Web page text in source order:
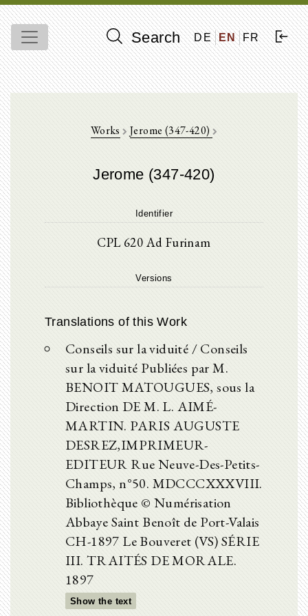
Search DE EN FR
Works Jerome (347-420)
Jerome (347-420)
Identifier
CPL 620 Ad Furinam
Versions
Translations of this Work
Conseils sur la viduité / Conseils
sur la viduité Publiées par M.
BENOIT MATOUGUES, sous la
Direction DE M. L. AIMÉ-
MARTIN. PARIS AUGUSTE
DESREZ,IMPRIMEUR-
EDITEUR Rue Neuve-Des-Petits-
Champs, n°50. MDCCCXXXVIII.
Bibliothèque © Numérisation
Abbaye Saint Benoît de Port-Valais
CH-1897 Le Bouveret (VS) SÉRIE
III. TRAITÉS DE MORALE.
1897
Show the text